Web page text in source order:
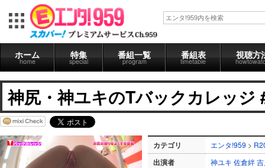
ホーム
home
特集
special
番組一覧
program
番組表
timetable
視聴方
神尻・神ユキのTバックカレッジ
カテゴリ エンタ!959 >
出演者 神ユキ 佐倉絆